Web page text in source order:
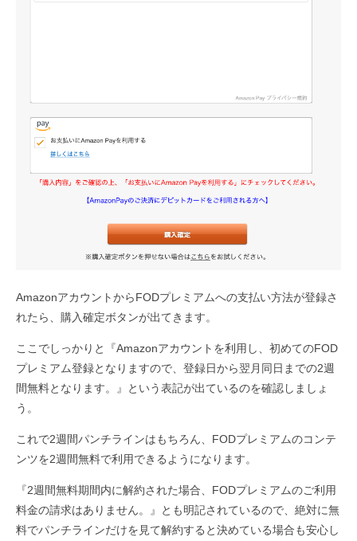
AmazonアカウントからFODプレミアムへの支払い方法が登録さ
れたら、購入確定ボタンが出てきます。
ここでしっかりと『Amazonアカウントを利用し、初めてのFOD
プレミアム登録となりますので、登録日から翌月同日までの2週
間無料となります。』という表記が出ているのを確認しましょ
う。
これで2週間パンチラインはもちろん、FODプレミアムのコンテ
ンツを2週間無料で利用できるようになります。
『2週間無料期間内に解約された場合、FODプレミアムのご利用
料金の請求はありません。』とも明記されているので、絶対に無
料でパンチラインだけを見て解約すると決めている場合も安心し